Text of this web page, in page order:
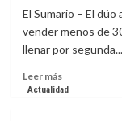
by
diseñadas
para
solo
El Sumario – El
vender menos de
llenar por segunda...
Leer másLeer
más
Actualidad